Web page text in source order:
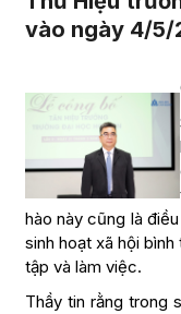
vào ngày 4/5/
hào này cũng là
sinh hoạt xã hội
tập và làm việc.
Thầy tin rằng trong